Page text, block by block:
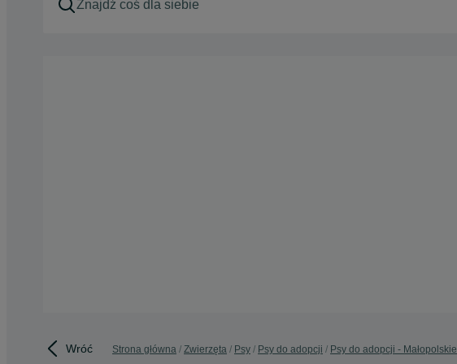
Wróć Strona główna Zwierzęta Psy Psy do adopcji Psy do adopcji - Małopolskie